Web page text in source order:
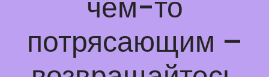
потрясающим –